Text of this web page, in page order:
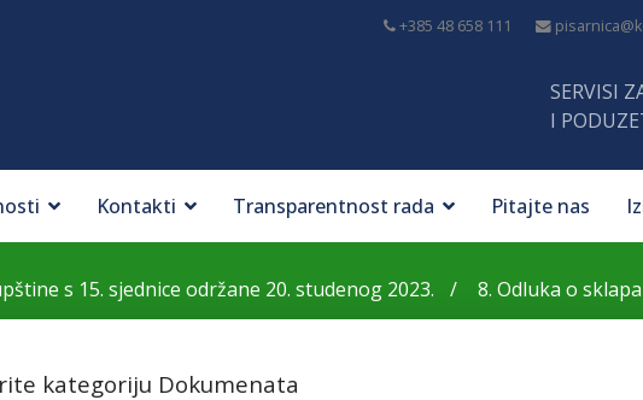
+385 48 658 111
SERVISI
I
Kontakti Transparentnost rada Pitajte nas
s 15. sjednice održane 20. studenog 2023. 8. Odluka o
kategoriju Dokumenata